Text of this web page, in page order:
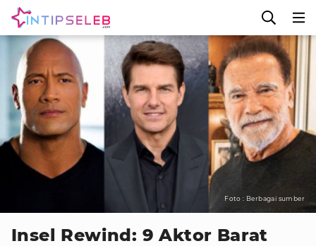
Foto : Berbagai sumber
Insel Rewind: 9 Aktor Barat